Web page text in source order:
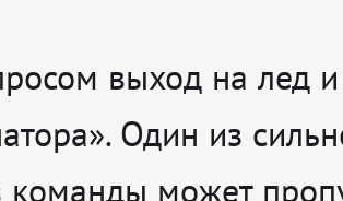
выход на лед и
Один из
команды может